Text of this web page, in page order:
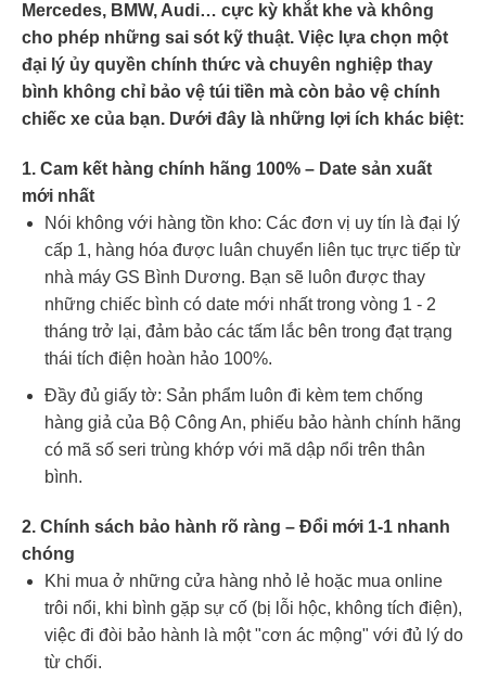
Mercedes, BMW, Audi… cực kỳ khắt khe và không
cho phép những sai sót kỹ thuật. Việc lựa chọn một
đại lý ủy quyền chính thức và chuyên nghiệp thay
bình không chỉ bảo vệ túi tiền mà còn bảo vệ chính
chiếc xe của bạn. Dưới đây là những lợi ích khác biệt:
1. Cam kết hàng chính hãng 100% – Date sản xuất
mới nhất
Nói không với hàng tồn kho: Các đơn vị uy tín là đại lý
cấp 1, hàng hóa được luân chuyển liên tục trực tiếp từ
nhà máy GS Bình Dương. Bạn sẽ luôn được thay
những chiếc bình có date mới nhất trong vòng 1 - 2
tháng trở lại, đảm bảo các tấm lắc bên trong đạt trạng
thái tích điện hoàn hảo 100%.
Đầy đủ giấy tờ: Sản phẩm luôn đi kèm tem chống
hàng giả của Bộ Công An, phiếu bảo hành chính hãng
có mã số seri trùng khớp với mã dập nổi trên thân
bình.
2. Chính sách bảo hành rõ ràng – Đổi mới 1-1 nhanh
chóng
Khi mua ở những cửa hàng nhỏ lẻ hoặc mua online
trôi nổi, khi bình gặp sự cố (bị lỗi hộc, không tích điện),
việc đi đòi bảo hành là một "cơn ác mộng" với đủ lý do
từ chối.